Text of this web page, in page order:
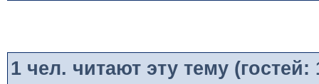
1чел. читают эту тему